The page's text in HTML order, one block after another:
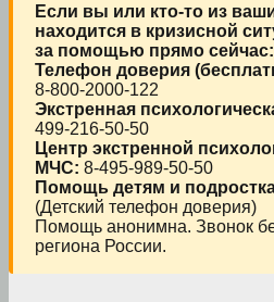
Если вы или кто-то из
находится в кризисной
за помощью прямо сейчас:
Телефон доверия
8-800-2000-122
Экстренная
499-216-50-50
Центр экстренной
МЧС: 8-495-989-50-50
Помощь детям и
(Детский телефон доверия)
Помощь анонимна. Звонок
региона России.